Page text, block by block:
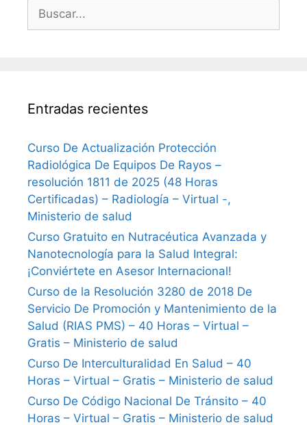
Entradas recientes
Curso De Actualización Protección
Radiológica De Equipos De Rayos –
resolución 1811 de 2025 (48 Horas
Certificadas) – Radiología – Virtual -,
Ministerio de salud
Curso Gratuito en Nutracéutica Avanzada y
Nanotecnología para la Salud Integral:
¡Conviértete en Asesor Internacional!
Curso de la Resolución 3280 de 2018 De
Servicio De Promoción y Mantenimiento de la
Salud (RIAS PMS) – 40 Horas – Virtual –
Gratis – Ministerio de salud
Curso De Interculturalidad En Salud – 40
Horas – Virtual – Gratis – Ministerio de salud
Curso De Código Nacional De Tránsito – 40
Horas – Virtual – Gratis – Ministerio de salud